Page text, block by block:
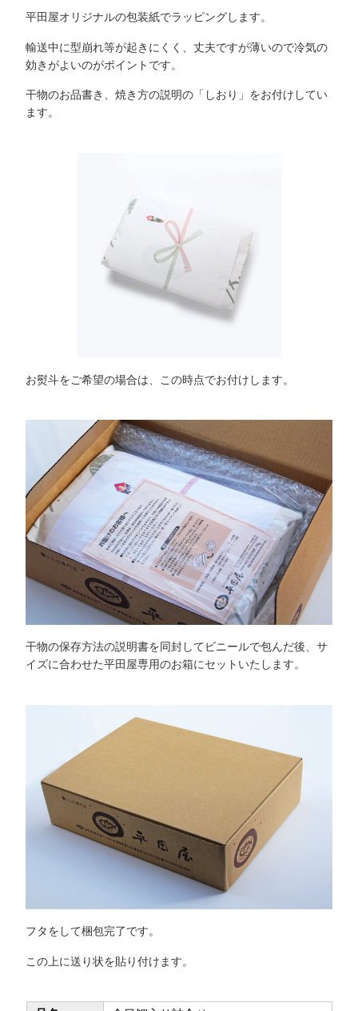
平田屋オリジナルの包装紙でラッピングします。
輸送中に型崩れ等が起きにくく、丈夫ですが薄いので冷気の
効きがよいのがポイントです。
干物のお品書き、焼き方の説明の「しおり」をお付けしてい
ます。
お熨斗をご希望の場合は、この時点でお付けします。
干物の保存方法の説明書を同封してビニールで包んだ後、サ
イズに合わせた平田屋専用のお箱にセットいたします。
フタをして梱包完了です。
この上に送り状を貼り付けます。